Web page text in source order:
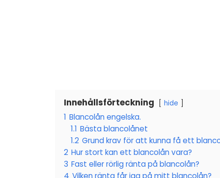
Innehållsförteckning hide
1 Blancolån engelska.
1.1 Bästa blancolånet
1.2 Grund krav för att kunna få ett
2 Hur stort kan ett blancolån vara?
3 Fast eller rörlig ränta på blancolån?
4 Vilken ränta får jag på mitt blancolån?